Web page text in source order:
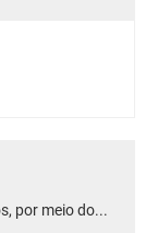
por meio do...